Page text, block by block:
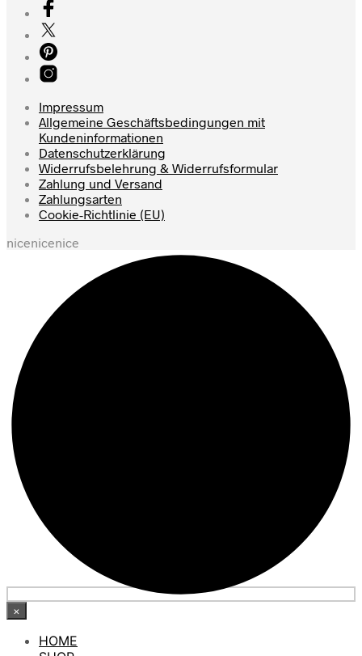
Impressum
Allgemeine Geschäftsbedingungen mit
Kundeninformationen
Datenschutzerklärung
Widerrufsbelehrung & Widerrufsformular
Zahlung und Versand
Zahlungsarten
Cookie-Richtlinie (EU)
nicenicenice
×
HOME